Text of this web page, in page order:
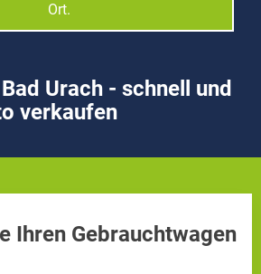
Ort.
Urach - schnell und
verkaufen
Ihren Gebrauchtwagen